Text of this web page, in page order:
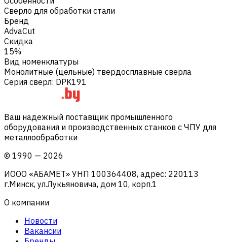
Сверло для обработки стали
Бренд
AdvaCut
Скидка
15%
Вид номенклатуры
Монолитные (цельные) твердосплавные сверла
Серия сверл: DPK191
Ваш надежный поставщик промышленного
оборудования и производственных станков с ЧПУ для
металлообработки
© 1990 — 2026
ИООО «АБАМЕТ» УНП 100364408, адрес: 220113
г.Минск, ул.Лукьяновича, дом 10, корп.1
О компании
Новости
Вакансии